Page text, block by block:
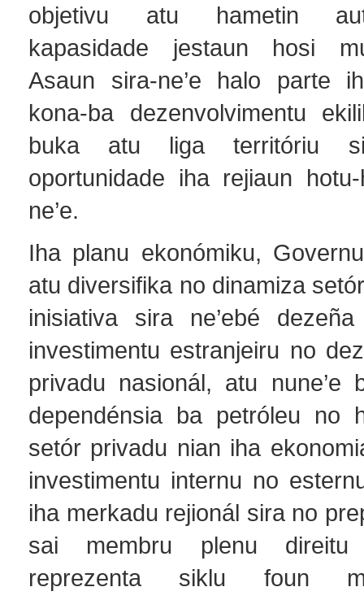
objetivu atu hametin
kapasidade jestaun hosi
Asaun sira-ne’e halo parte
kona-ba dezenvolvimentu
buka atu liga territóriu
oportunidade iha rejiaun
ne’e.
Iha planu ekonómiku,
atu diversifika no dinamiza
inisiativa sira ne’ebé
investimentu estranjeiru no
privadu nasionál, atu nune’e
dependénsia ba petróleu no
setór privadu nian iha
investimentu internu no
iha merkadu rejionál sira no
sai membru plenu
reprezenta siklu foun